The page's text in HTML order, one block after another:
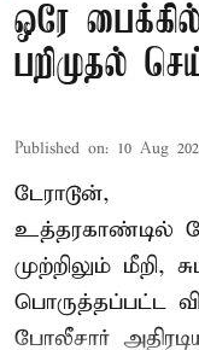
ஒரே
பறிமுதல்
Published on: 10 Aug
டேராடூன்,
உத்தரகாண்டில்
முற்றிலும் மீறி,
பொருத்தப்பட்ட
போலீசார்